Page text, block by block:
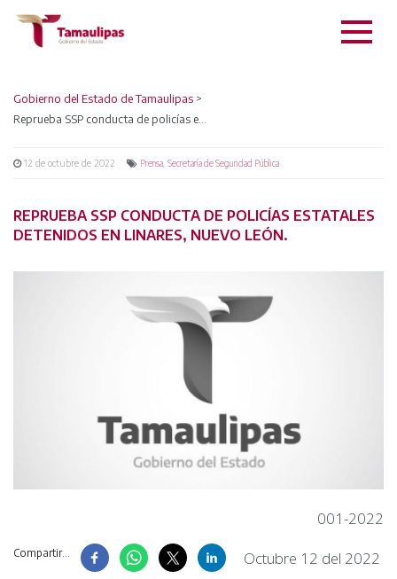
Gobierno del Estado de Tamaulipas >
12 de octubre de 2022 Prensa Secretaría de Seguridad Pública
REPRUEBA SSP CONDUCTA DE POLICÍAS ESTATALES
DETENIDOS EN LINARES, NUEVO LEÓN.
Compartir...
001-2022
Octubre 12 del 2022